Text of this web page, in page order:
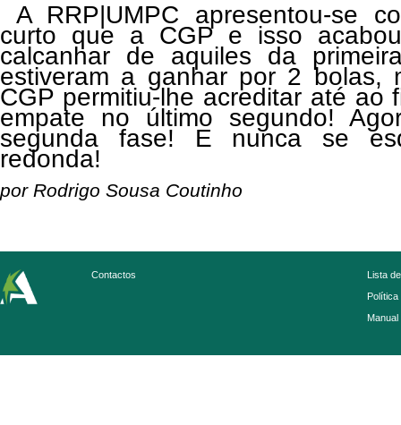
A RRP|UMPC apresentou-se
curto que a CGP e isso
calcanhar de aquiles da
estiveram a ganhar por 2 bolas,
CGP permitiu-lhe acreditar até ao
empate no último segundo!
segunda fase! E nunca se
redonda!
por Rodrigo Sousa Coutinho
Contactos
Lista
Política